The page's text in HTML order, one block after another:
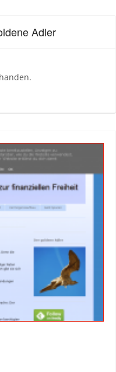
Adler